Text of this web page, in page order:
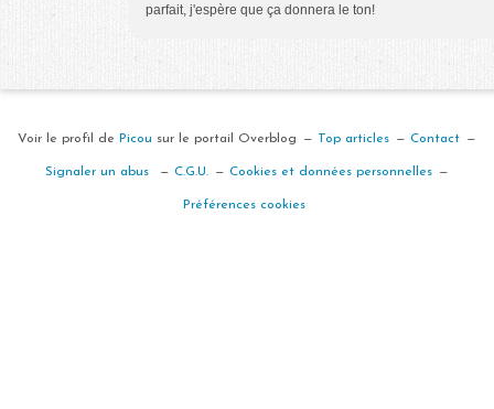
parfait, j'espère que ça donnera le ton!
Voir le profil de Picou sur le portail Overblog Top articles Contact
Signaler un abus C.G.U. Cookies et données personnelles
Préférences cookies